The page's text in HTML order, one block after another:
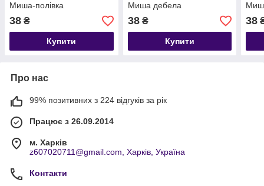
Миша-полівка
38 ₴
Купити
Миша дебела
38₴
Купити
38
Про нас
99% позитивних з 224 відгуків за рік
Працює з 26.09.2014
м. Харків
z607020711@gmail.com, Харків, Україна
Контакти